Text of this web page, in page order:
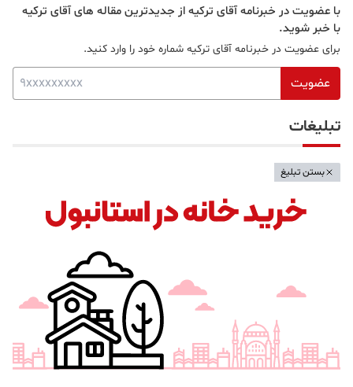
با عضویت در خبرنامه آقای ترکیه از جدیدترین مقاله های آقای ترکیه
با خبر شوید.
برای عضویت در خبرنامه آقای ترکیه شماره خود را وارد کنید.
عضویت
تبلیغات
بستن تبلیغ